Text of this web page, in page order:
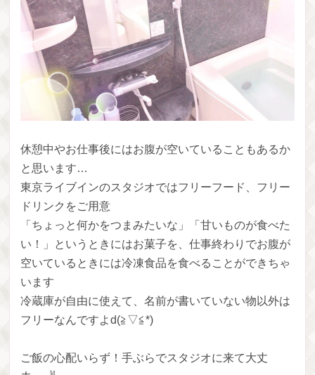
休憩中やお仕事後にはお腹が空いていることもあるか
と思います…
東京ライブインのスタジオではフリーフード、フリー
ドリンクをご用意
「ちょっと何かをつまみたいな」「甘いものが食べた
い！」というときにはお菓子を、仕事終わりでお腹が
空いているときには冷凍食品を食べることができちゃ
います
冷蔵庫が自由に使えて、名前が書いていない物以外は
フリーなんですよd(≧▽≦*)
ご飯の心配いらず！手ぶらでスタジオに来て大丈